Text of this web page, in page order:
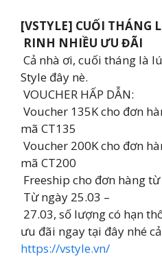
[VSTYLE] CUỐI THÁNG
RINH NHIỀU ƯU ĐÃI
Cả nhà ơi, cuối tháng là
Style đây nè.
VOUCHER HẤP DẪN:
Voucher 135K cho đơn
mã CT135
Voucher 200K cho đơn
mã CT200
Freeship cho đơn hàng
Từ ngày 25.03 –
27.03, số lượng có hạn
ưu đãi ngay tại đây nhé
https://vstyle.vn/